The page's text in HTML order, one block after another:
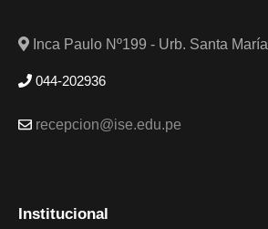
Inca Paulo Nº199 - Urb. Santa María
044-202936
recepcion@ise.edu.pe
Institucional